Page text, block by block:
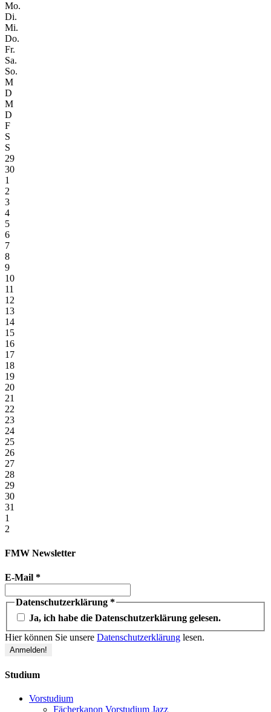
Mo.
Di.
Mi.
Do.
Fr.
Sa.
So.
M
D
M
D
F
S
S
29
30
1
2
3
4
5
6
7
8
9
10
11
12
13
14
15
16
17
18
19
20
21
22
23
24
25
26
27
28
29
30
31
1
2
FMW Newsletter
E-Mail *
Datenschutzerklärung *
Ja, ich habe die Datenschutzerklärung gelesen.
Hier können Sie unsere Datenschutzerklärung lesen.
Studium
Vorstudium
Fächerkanon Vorstudium Jazz